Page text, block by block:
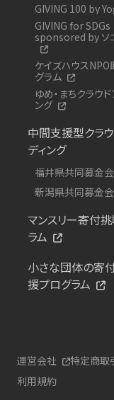
GIVING 100 by
GIVING for SDGs
sponsored by ソ
ケイズハウスNPO
グラム
ゆめ・まちクラウド
ング
中間支援型クラ
ディング
福井県共同募金会
新潟県共同募金会
マンスリー寄付
ラム
小さな団体の寄
援プログラム
運営会社 特定商取
利用規約